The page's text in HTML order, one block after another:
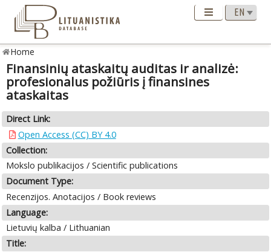
Home
Finansinių ataskaitų auditas ir analizė:
profesionalus požiūris į finansines
ataskaitas
Direct Link:
Open Access (CC) BY 4.0
Collection:
Mokslo publikacijos / Scientific publications
Document Type:
Recenzijos. Anotacijos / Book reviews
Language:
Lietuvių kalba / Lithuanian
Title: